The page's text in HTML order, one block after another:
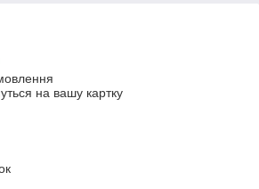
на вашу картку